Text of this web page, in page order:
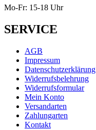
Mo-Fr: 15-18 Uhr
SERVICE
AGB
Impressum
Datenschutzerklärung
Widerrufsbelehrung
Widerrufsformular
Mein Konto
Versandarten
Zahlungarten
Kontakt